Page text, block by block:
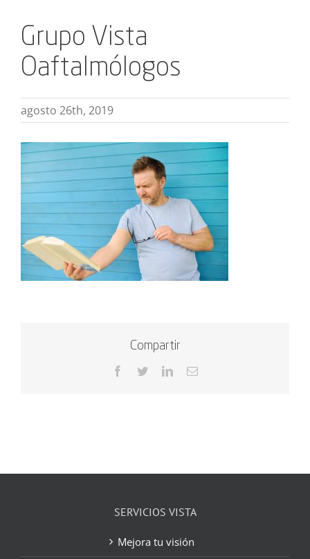
Grupo Vista
Oaftalmólogos
agosto 26th, 2019
Compartir
Facebook
TwitterLinkedInCorreo
SERVICIOS VISTA
Mejora tu visión